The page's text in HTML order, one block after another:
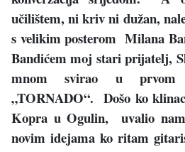
učilištem, ni kriv ni dužan,
s velikim posterom Milana
Bandićem moj stari prijatelj,
mnom svirao u prvom
„TORNADO“. Došo ko
Kopra u Ogulin, uvalio
novim idejama ko ritam